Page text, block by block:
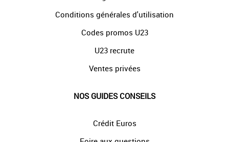
Conditions générales d'utilisation
Codes promos U23
U23 recrute
Ventes privées
NOS GUIDES CONSEILS
Crédit Euros